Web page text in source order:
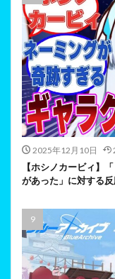
2025年12月10日
【ホシノカービィ】
があった」に対する